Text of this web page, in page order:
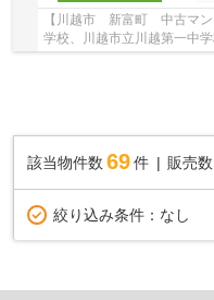
【川越市 新富町 中古マ
学校、川越市立川越第一中
のマンション♪本川越駅徒歩
該当物件数 69件 販売数
絞り込み条件： なし